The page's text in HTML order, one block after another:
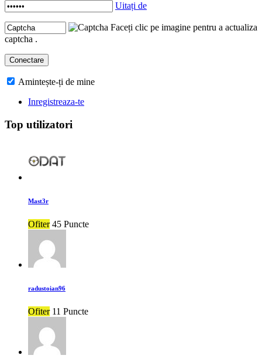
Uitați de
Faceți clic pe imagine pentru a actualiza
captcha .
Amintește-ți de mine
Inregistreaza-te
Top utilizatori
Mast3r
Ofiter 45 Puncte
radustoian96
Ofiter 11 Puncte